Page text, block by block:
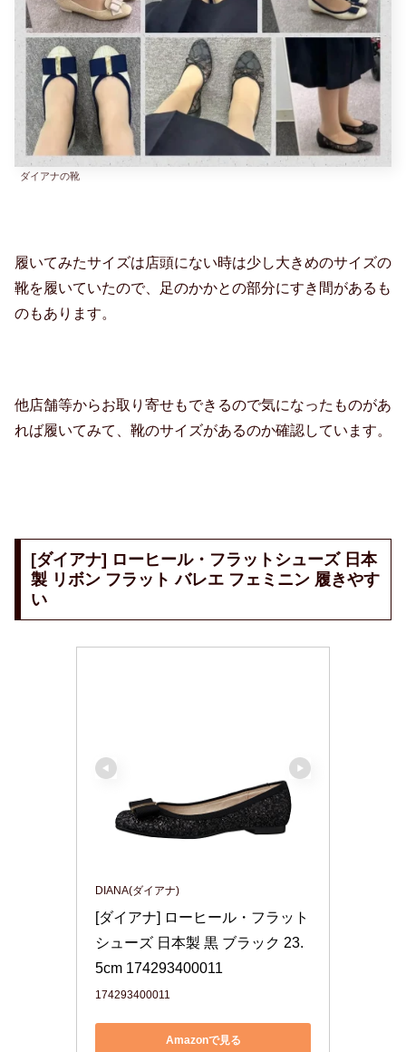
ダイアナの靴
履いてみたサイズは店頭にない時は少し大きめのサイズの
靴を履いていたので、足のかかとの部分にすき間があるも
のもあります。
他店舗等からお取り寄せもできるので気になったものがあ
れば履いてみて、靴のサイズがあるのか確認しています。
[ダイアナ] ローヒール・フラットシューズ 日本
製 リボン フラット バレエ フェミニン 履きやす
い
DIANA(ダイアナ)
[ダイアナ] ローヒール・フラット
シューズ 日本製 黒 ブラック 23.
5cm 174293400011
174293400011
Amazonで見る